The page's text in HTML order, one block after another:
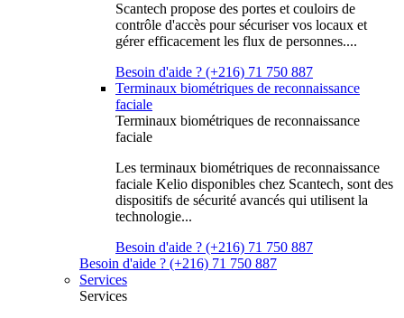
Scantech propose des portes et couloirs de
contrôle d'accès pour sécuriser vos locaux et
gérer efficacement les flux de personnes....
Besoin d'aide ? (+216) 71 750 887
Terminaux biométriques de reconnaissance
faciale
Terminaux biométriques de reconnaissance
faciale
Les terminaux biométriques de reconnaissance
faciale Kelio disponibles chez Scantech, sont des
dispositifs de sécurité avancés qui utilisent la
technologie...
Besoin d'aide ? (+216) 71 750 887
Besoin d'aide ? (+216) 71 750 887
Services
Services